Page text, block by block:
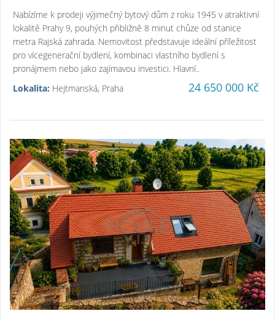
Nabízíme k prodeji výjimečný bytový dům z roku 1945 v atraktivní
lokalitě Prahy 9, pouhých přibližně 8 minut chůze od stanice
metra Rajská zahrada. Nemovitost představuje ideální příležitost
pro vícegenerační bydlení, kombinaci vlastního bydlení s
pronájmem nebo jako zajímavou investici. Hlavní..
Lokalita: Hejtmanská, Praha 24 650 000 Kč